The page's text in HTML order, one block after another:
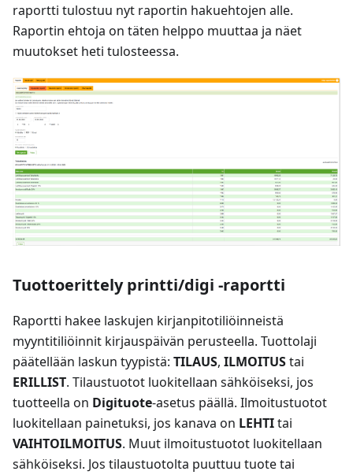
raportti tulostuu nyt raportin hakuehtojen alle.
Raportin ehtoja on täten helppo muuttaa ja näet
muutokset heti tulosteessa.
Tuottoerittely printti/digi -raportti
Raportti hakee laskujen kirjanpitotiliöinneistä
myyntitiliöinnit kirjauspäivän perusteella. Tuottolaji
päätellään laskun tyypistä: TILAUS, ILMOITUStai
ERILLIST. Tilaustuotot luokitellaan sähköiseksi, jos
tuotteella on Digituote-asetus päällä. Ilmoitustuotot
luokitellaan painetuksi, jos kanava on LEHTItai
VAIHTOILMOITUS. Muut ilmoitustuotot luokitellaan
sähköiseksi. Jos tilaustuotolta puuttuu tuote tai